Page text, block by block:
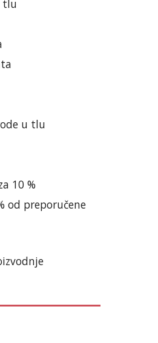
tlu
u tlu
10 %
od preporučene